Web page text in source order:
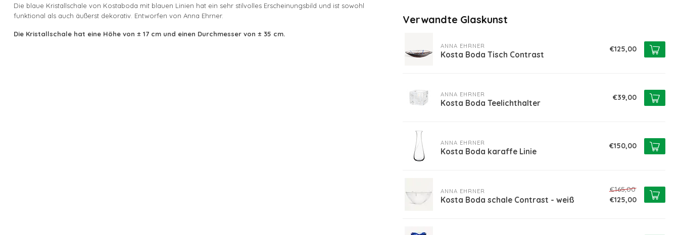
Die blaue Kristallschale von Kostaboda mit blauen Linien hat ein sehr stilvolles Erscheinungsbild und ist sowohl
funktional als auch äußerst dekorativ. Entworfen von Anna Ehrner.
Die Kristallschale hat eine Höhe von ± 17 cm und einen Durchmesser von ± 35 cm.
Verwandte Glaskunst
ANNA EHRNER
Kosta Boda Tisch Contrast
€125,00
ANNA EHRNER
Kosta Boda Teelichthalter
€39,00
ANNA EHRNER
Kosta Boda karaffe Linie
€150,00
ANNA EHRNER
Kosta Boda schale Contrast - weiß
€165,00
€125,00